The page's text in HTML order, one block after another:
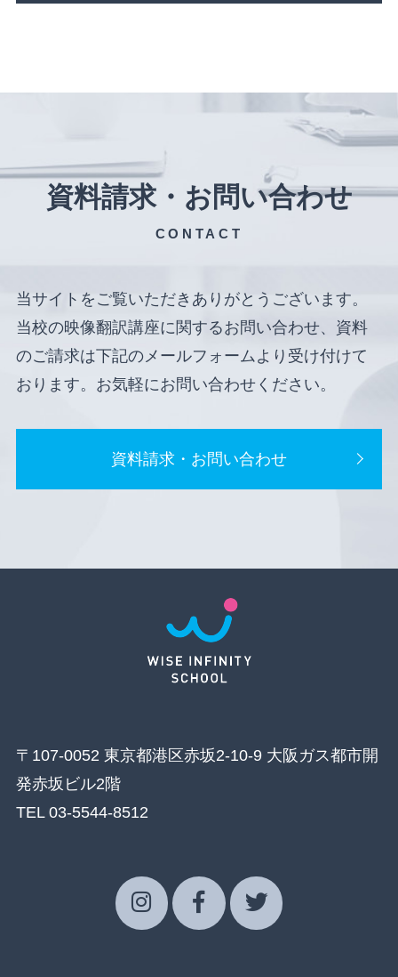
資料請求・お問い合わせ
CONTACT
当サイトをご覧いただきありがとうございます。
当校の映像翻訳講座に関するお問い合わせ、資料
のご請求は下記のメールフォームより受け付けて
おります。お気軽にお問い合わせください。
資料請求・お問い合わせ
〒107-0052 東京都港区赤坂2-10-9 大阪ガス都市開
発赤坂ビル2階
TEL 03-5544-8512